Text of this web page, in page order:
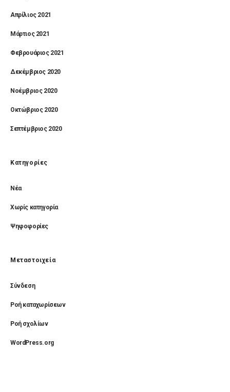
Απρίλιος 2021
Μάρτιος 2021
Φεβρουάριος 2021
Δεκέμβριος 2020
Νοέμβριος 2020
Οκτώβριος 2020
Σεπτέμβριος 2020
Kατηγορίες
Νέα
Χωρίς κατηγορία
Ψηφοφορίες
Μεταστοιχεία
Σύνδεση
Ροή καταχωρίσεων
Ροή σχολίων
WordPress.org